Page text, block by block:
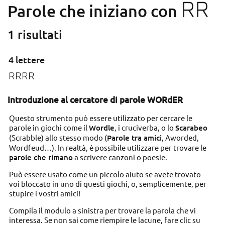
Parole che iniziano con RR
1 risultati
4 lettere
RRRR
Introduzione al cercatore di parole WORdER
Questo strumento può essere utilizzato per cercare le
parole in giochi come il Wordle , i cruciverba, o lo Scarabeo
(Scrabble) allo stesso modo (Parole tra amici , Aworded,
Wordfeud…). In realtà, è possibile utilizzare per trovare le
parole che rimanoa scrivere canzoni o poesie.
Può essere usato come un piccolo aiuto se avete trovato
voi bloccato in uno di questi giochi, o, semplicemente, per
stupire i vostri amici!
Compila il modulo a sinistra per trovare la parola che vi
interessa. Se non sai come riempire le lacune, fare clic su